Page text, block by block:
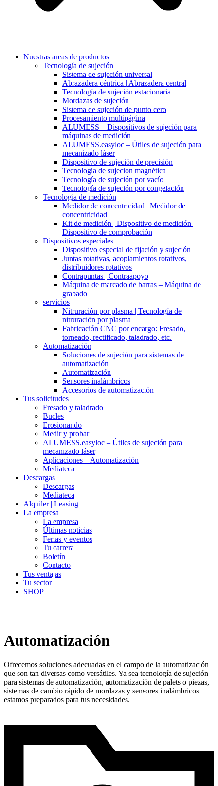
Nuestras áreas de productos
Tecnología de sujeción
Sistema de sujeción universal
Abrazadera céntrica | Abrazadera central
Tecnología de sujeción estacionaria
Mordazas de sujeción
Sistema de sujeción de punto cero
Procesamiento multipágina
ALUMESS – Dispositivos de sujeción para
máquinas de medición
ALUMESS.easyloc – Útiles de sujeción para
mecanizado láser
Dispositivo de sujeción de precisión
Tecnología de sujeción magnética
Tecnología de sujeción por vacío
Tecnología de sujeción por congelación
Tecnología de medición
Medidor de concentricidad | Medidor de
concentricidad
Kit de medición | Dispositivo de medición |
Dispositivo de comprobación
Dispositivos especiales
Dispositivo especial de fijación y sujeción
Juntas rotativas, acoplamientos rotativos,
distribuidores rotativos
Contrapuntas | Contraapoyo
Máquina de marcado de barras – Máquina de
grabado
servicios
Nitruración por plasma | Tecnología de
nitruración por plasma
Fabricación CNC por encargo: Fresado,
torneado, rectificado, taladrado, etc.
Automatización
Soluciones de sujeción para sistemas de
automatización
Automatización
Sensores inalámbricos
Accesorios de automatización
Tus solicitudes
Fresado y taladrado
Bucles
Erosionando
Medir y probar
ALUMESS.easyloc – Útiles de sujeción para
mecanizado láser
Aplicaciones – Automatización
Mediateca
Descargas
Descargas
Mediateca
Alquiler | Leasing
La empresa
La empresa
Últimas noticias
Ferias y eventos
Tu carrera
Boletín
Contacto
Tus ventajas
Tu sector
SHOP
Automatización
Ofrecemos soluciones adecuadas en el campo de la automatización
que son tan diversas como versátiles. Ya sea tecnología de sujeción
para sistemas de automatización, automatización de palets o piezas,
sistemas de cambio rápido de mordazas y sensores inalámbricos,
estamos preparados para tus necesidades.